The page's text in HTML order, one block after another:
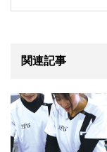
関連記事